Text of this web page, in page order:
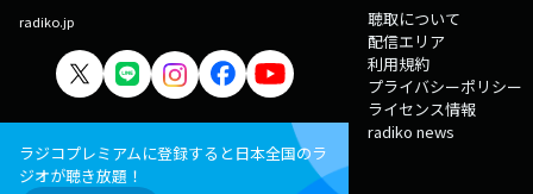
radiko.jp
ラジコプレミアムに登録すると日本全国のラ
ジオが聴き放題！
聴取について
配信エリア
利用規約
プライバシーポリシー
ライセンス情報
radiko news